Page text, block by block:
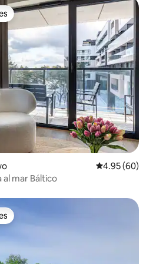
Calificación
4.95 (60)
al mar Báltico